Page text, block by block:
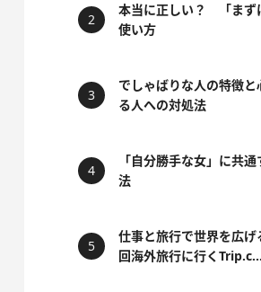
本当に正しい？ 「まず
使い方
でしゃばりな人の特徴
る人への対処法
「自分勝手な女」に共
法
仕事と旅行で世界を広
回海外旅行に行くTrip.c...